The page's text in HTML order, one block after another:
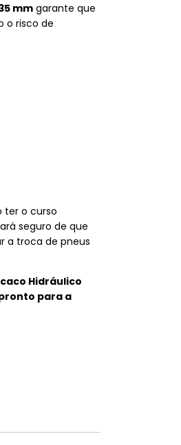
mmgarante que
o risco de
ter o curso
seguro de que
a troca de pneus
Hidráulico
para a